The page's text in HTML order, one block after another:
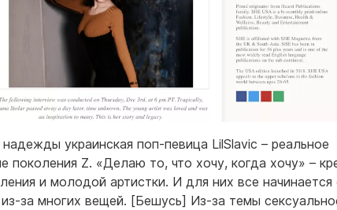
украинская поп-певица LilSlavic – реальное
поколения Z. «Делаю то, что хочу, когда хочу» –
и молодой артистки. И для них все начинается
за многих вещей. [Бешусь] Из-за темы